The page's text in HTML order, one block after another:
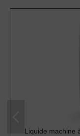
Liquide machine